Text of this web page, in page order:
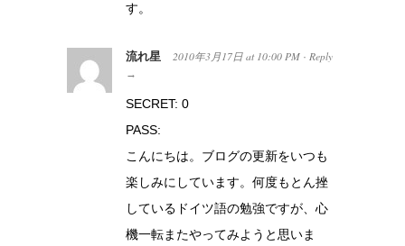
す。
流れ星 2010年3月17日 at 10:00 PM · Reply
→
SECRET: 0
PASS:
こんにちは。ブログの更新をいつも
楽しみにしています。何度もとん挫
しているドイツ語の勉強ですが、心
機一転またやってみようと思いま